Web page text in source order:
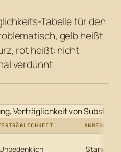
Tabelle für den
gelb heißt
rot heißt: nicht
verdünnt.
Verträglichkeit von
ANMERKUNG
Unbedenklich Standard-